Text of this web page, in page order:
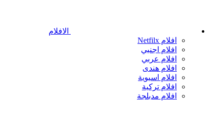
الافلام
افلام Netfilx
افلام اجنبي
افلام عربي
افلام هندى
افلام اسيوية
افلام تركية
افلام مدبلجة